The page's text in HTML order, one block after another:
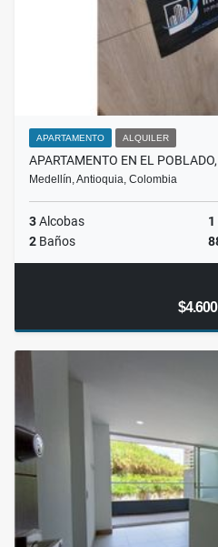
APARTAMENTO ALQUILER
APARTAMENTO EN EL
Medellín, Antioquia, Colombia
3Alcobas 1
2 Baños